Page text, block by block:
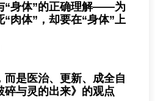
“身体”的正确理解——为
肉体”，却要在“身体”上
而是医治、更新、成全自
与灵的出来》的观点